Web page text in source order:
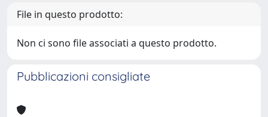
File in questo prodotto:
Non ci sono file associati a questo prodotto.
Pubblicazioni consigliate